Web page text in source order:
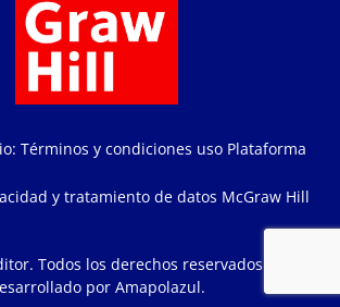
Términos y condiciones uso Plataforma
y tratamiento de datos McGraw Hill
. Todos los derechos reservados. Sitio
por Amapolazul.